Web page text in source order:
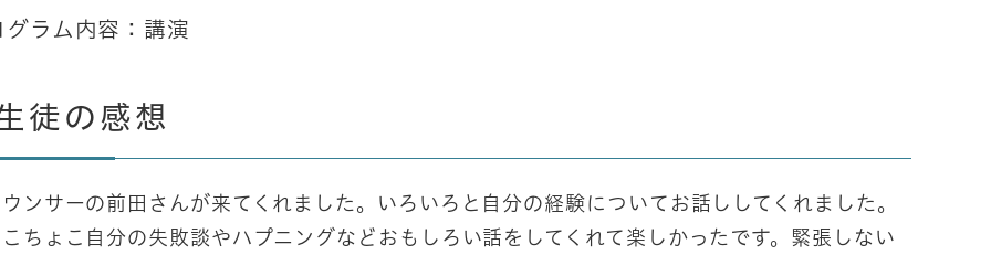
グラム内容：講演
徒の感想
ンサーの前田さんが来てくれました。いろいろと自分の経験についてお話ししてくれました。
ちょこ自分の失敗談やハプニングなどおもしろい話をしてくれて楽しかったです。緊張しない